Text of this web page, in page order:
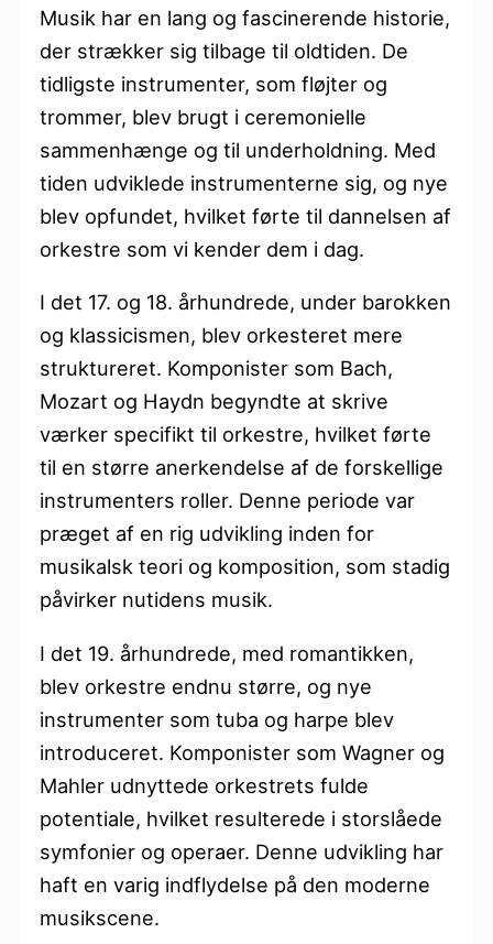
Musik har en lang og fascinerende historie,
der strækker sig tilbage til oldtiden. De
tidligste instrumenter, som fløjter og
trommer, blev brugt i ceremonielle
sammenhænge og til underholdning. Med
tiden udviklede instrumenterne sig, og nye
blev opfundet, hvilket førte til dannelsen af
orkestre som vi kender dem i dag.
I det 17. og 18. århundrede, under barokken
og klassicismen, blev orkesteret mere
struktureret. Komponister som Bach,
Mozart og Haydn begyndte at skrive
værker specifikt til orkestre, hvilket førte
til en større anerkendelse af de forskellige
instrumenters roller. Denne periode var
præget af en rig udvikling inden for
musikalsk teori og komposition, som stadig
påvirker nutidens musik.
I det 19. århundrede, med romantikken,
blev orkestre endnu større, og nye
instrumenter som tuba og harpe blev
introduceret. Komponister som Wagner og
Mahler udnyttede orkestrets fulde
potentiale, hvilket resulterede i storslåede
symfonier og operaer. Denne udvikling har
haft en varig indflydelse på den moderne
musikscene.